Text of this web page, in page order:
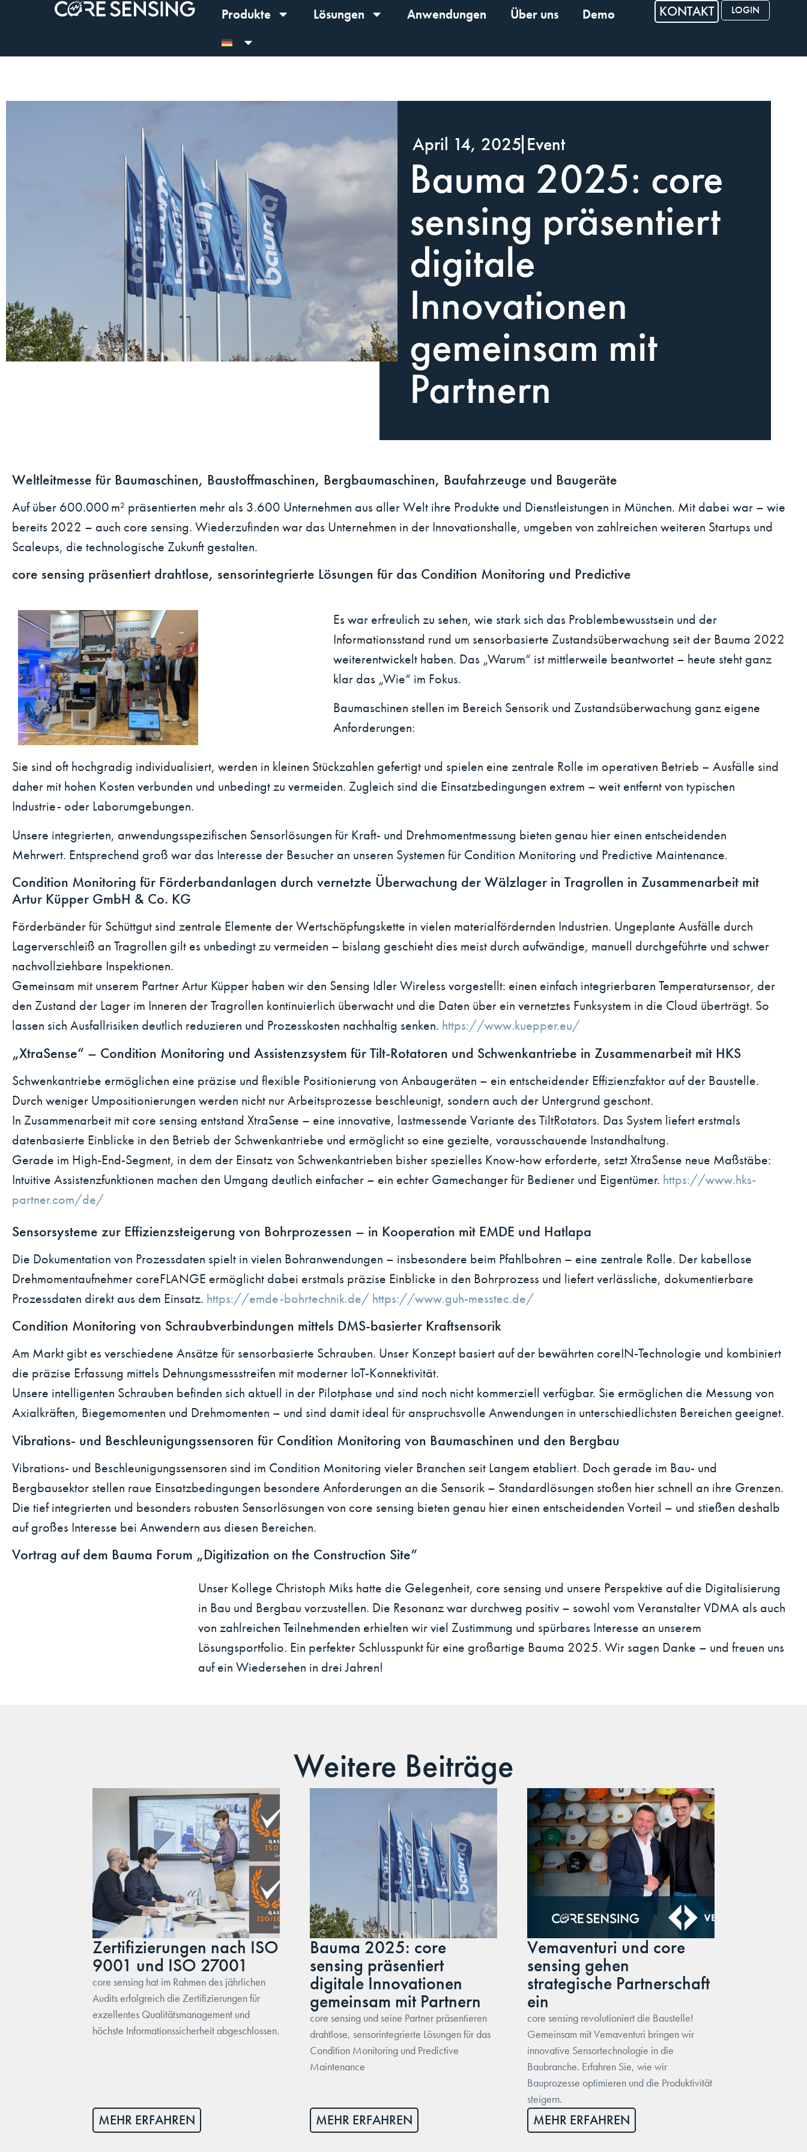
Produkte Lösungen Anwendungen Über uns Demo KONTAKT LOGIN
April 14, 2025 Event
Bauma 2025: core
sensing präsentiert
digitale
Innovationen
gemeinsam mit
Partnern
Weltleitmesse für Baumaschinen, Baustoffmaschinen, Bergbaumaschinen, Baufahrzeuge und Baugeräte
Auf über 600.000 m² präsentierten mehr als 3.600 Unternehmen aus aller Welt ihre Produkte und Dienstleistungen in München. Mit dabei war – wie
bereits 2022 – auch core sensing. Wiederzufinden war das Unternehmen in der Innovationshalle, umgeben von zahlreichen weiteren Startups und
Scaleups, die technologische Zukunft gestalten.
core sensing präsentiert drahtlose, sensorintegrierte Lösungen für das Condition Monitoring und Predictive
Es war erfreulich zu sehen, wie stark sich das Problembewusstsein und der
Informationsstand rund um sensorbasierte Zustandsüberwachung seit der Bauma 2022
weiterentwickelt haben. Das „Warum“ ist mittlerweile beantwortet – heute steht ganz
klar das „Wie“ im Fokus.
Baumaschinen stellen im Bereich Sensorik und Zustandsüberwachung ganz eigene
Anforderungen:
Sie sind oft hochgradig individualisiert, werden in kleinen Stückzahlen gefertigt und spielen eine zentrale Rolle im operativen Betrieb – Ausfälle sind
daher mit hohen Kosten verbunden und unbedingt zu vermeiden. Zugleich sind die Einsatzbedingungen extrem – weit entfernt von typischen
Industrie- oder Laborumgebungen.
Unsere integrierten, anwendungsspezifischen Sensorlösungen für Kraft- und Drehmomentmessung bieten genau hier einen entscheidenden
Mehrwert. Entsprechend groß war das Interesse der Besucher an unseren Systemen für Condition Monitoring und Predictive Maintenance.
Condition Monitoring für Förderbandanlagen durch vernetzte Überwachung der Wälzlager in Tragrollen in Zusammenarbeit mit
Artur Küpper GmbH & Co. KG
Förderbänder für Schüttgut sind zentrale Elemente der Wertschöpfungskette in vielen materialfördernden Industrien. Ungeplante Ausfälle durch
Lagerverschleiß an Tragrollen gilt es unbedingt zu vermeiden – bislang geschieht dies meist durch aufwändige, manuell durchgeführte und schwer
nachvollziehbare Inspektionen.
Gemeinsam mit unserem Partner Artur Küpper haben wir den Sensing Idler Wireless vorgestellt: einen einfach integrierbaren Temperatursensor, der
den Zustand der Lager im Inneren der Tragrollen kontinuierlich überwacht und die Daten über ein vernetztes Funksystem in die Cloud überträgt. So
lassen sich Ausfallrisiken deutlich reduzieren und Prozesskosten nachhaltig senken. https://www.kuepper.eu/
„XtraSense“ – Condition Monitoring und Assistenzsystem für Tilt-Rotatoren und Schwenkantriebe in Zusammenarbeit mit HKS
Schwenkantriebe ermöglichen eine präzise und flexible Positionierung von Anbaugeräten – ein entscheidender Effizienzfaktor auf der Baustelle.
Durch weniger Umpositionierungen werden nicht nur Arbeitsprozesse beschleunigt, sondern auch der Untergrund geschont.
In Zusammenarbeit mit core sensing entstand XtraSense – eine innovative, lastmessende Variante des TiltRotators. Das System liefert erstmals
datenbasierte Einblicke in den Betrieb der Schwenkantriebe und ermöglicht so eine gezielte, vorausschauende Instandhaltung.
Gerade im High-End-Segment, in dem der Einsatz von Schwenkantrieben bisher spezielles Know-how erforderte, setzt XtraSense neue Maßstäbe:
Intuitive Assistenzfunktionen machen den Umgang deutlich einfacher – ein echter Gamechanger für Bediener und Eigentümer. https://www.hks-
partner.com/de/
Sensorsysteme zur Effizienzsteigerung von Bohrprozessen – in Kooperation mit EMDE und Hatlapa
Die Dokumentation von Prozessdaten spielt in vielen Bohranwendungen – insbesondere beim Pfahlbohren – eine zentrale Rolle. Der kabellose
Drehmomentaufnehmer coreFLANGE ermöglicht dabei erstmals präzise Einblicke in den Bohrprozess und liefert verlässliche, dokumentierbare
Prozessdaten direkt aus dem Einsatz. https://emde-bohrtechnik.de/ https://www.guh-messtec.de/
Condition Monitoring von Schraubverbindungen mittels DMS-basierter Kraftsensorik
Am Markt gibt es verschiedene Ansätze für sensorbasierte Schrauben. Unser Konzept basiert auf der bewährten coreIN-Technologie und kombiniert
die präzise Erfassung mittels Dehnungsmessstreifen mit moderner IoT-Konnektivität.
Unsere intelligenten Schrauben befinden sich aktuell in der Pilotphase und sind noch nicht kommerziell verfügbar. Sie ermöglichen die Messung von
Axialkräften, Biegemomenten und Drehmomenten – und sind damit ideal für anspruchsvolle Anwendungen in unterschiedlichsten Bereichen geeignet.
Vibrations- und Beschleunigungssensoren für Condition Monitoring von Baumaschinen und den Bergbau
Vibrations- und Beschleunigungssensoren sind im Condition Monitoring vieler Branchen seit Langem etabliert. Doch gerade im Bau- und
Bergbausektor stellen raue Einsatzbedingungen besondere Anforderungen an die Sensorik – Standardlösungen stoßen hier schnell an ihre Grenzen.
Die tief integrierten und besonders robusten Sensorlösungen von core sensing bieten genau hier einen entscheidenden Vorteil – und stießen deshalb
auf großes Interesse bei Anwendern aus diesen Bereichen.
Vortrag auf dem Bauma Forum „Digitization on the Construction Site“
Unser Kollege Christoph Miks hatte die Gelegenheit, core sensing und unsere Perspektive auf die Digitalisierung
in Bau und Bergbau vorzustellen. Die Resonanz war durchweg positiv – sowohl vom Veranstalter VDMA als auch
von zahlreichen Teilnehmenden erhielten wir viel Zustimmung und spürbares Interesse an unserem
Lösungsportfolio. Ein perfekter Schlusspunkt für eine großartige Bauma 2025. Wir sagen Danke – und freuen uns
auf ein Wiedersehen in drei Jahren!
Weitere Beiträge
Zertifizierungen nach ISO
9001 und ISO 27001
core sensing hat im Rahmen des jährlichen
Audits erfolgreich die Zertifizierungen für
exzellentes Qualitätsmanagement und
höchste Informationssicherheit abgeschlossen.
MEHR ERFAHREN
Bauma 2025: core
sensing präsentiert
digitale Innovationen
gemeinsam mit Partnern
core sensing und seine Partner präsentieren
drahtlose, sensorintegrierte Lösungen für das
Condition Monitoring und Predictive
Maintenance
MEHR ERFAHREN
Vemaventuri und core
sensing gehen
strategische Partnerschaft
ein
core sensing revolutioniert die Baustelle!
Gemeinsam mit Vemaventuri bringen wir
innovative Sensortechnologie in die
Baubranche. Erfahren Sie, wie wir
Bauprozesse optimieren und die Produktivität
steigern.
MEHR ERFAHREN